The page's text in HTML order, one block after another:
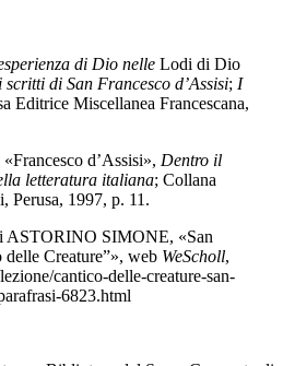
di Dio nelle Lodi di Dio
di San Francesco d’Assisi; I
Editrice Miscellanea Francescana,
d’Assisi», Dentro il
letteratura italiana; Collana
Perusa, 1997, p. 11.
SIMONE, «San
delle Creature”», web WeScholl,
cantico-delle-creature-san-
6823.html